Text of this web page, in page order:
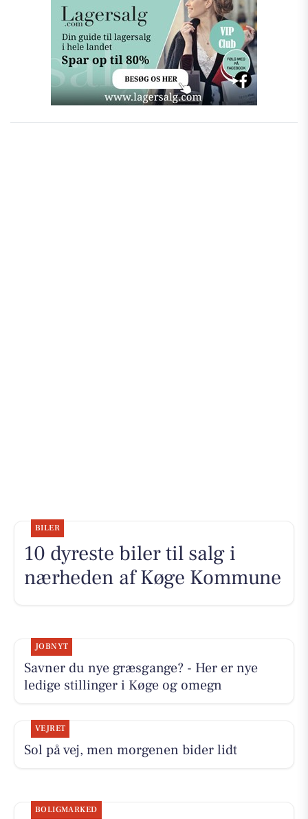
BILER
10 dyreste biler til salg i
nærheden af Køge Kommune
JOBNYT
Savner du nye græsgange? - Her er nye
ledige stillinger i Køge og omegn
VEJRET
Sol på vej, men morgenen bider lidt
BOLIGMARKED